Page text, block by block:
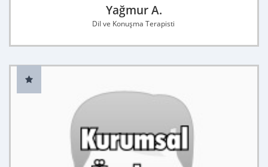
Yağmur A.
Dil ve Konuşma Terapisti